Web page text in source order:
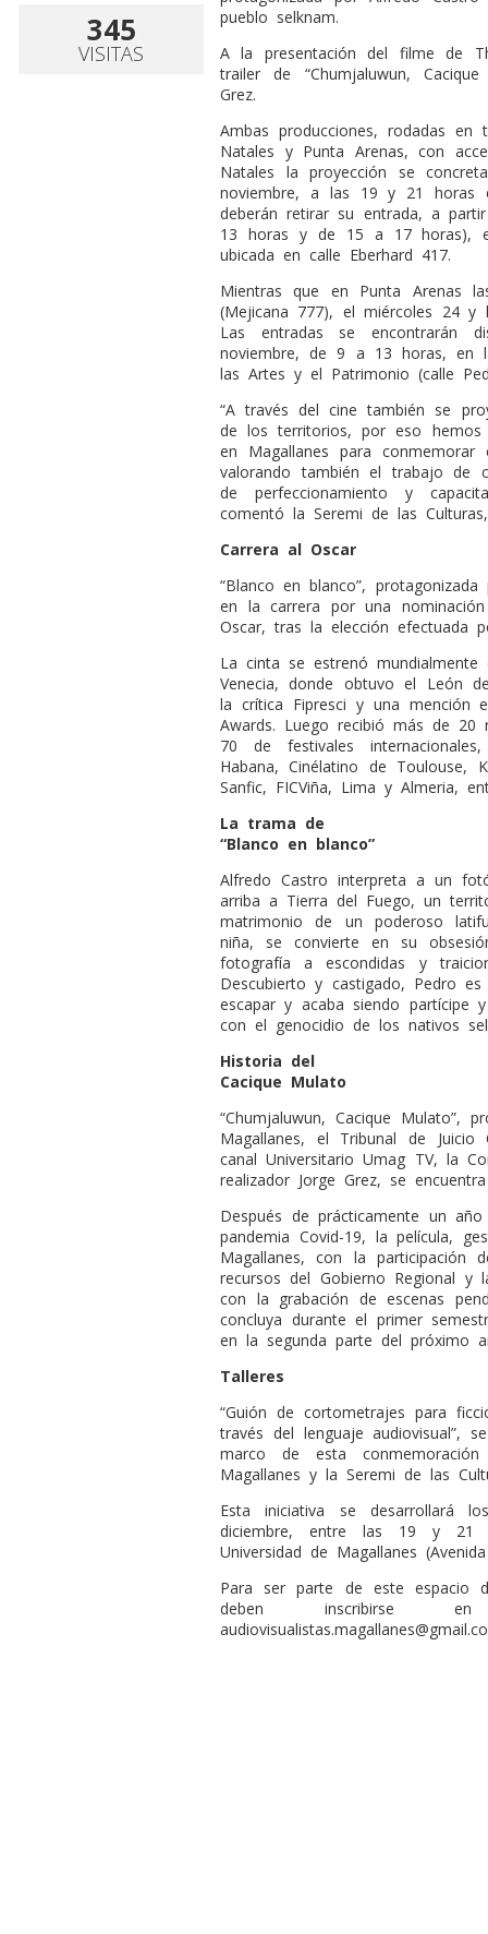
345
VISITAS
pueblo selknam.
A la presentación del filme de
trailer de “Chumjaluwun,
Grez.
Ambas producciones, rodadas
Natales y Punta Arenas, con
Natales la proyección se
noviembre, a las 19 y 21 horas
deberán retirar su entrada, a
13 horas y de 15 a 17 horas),
ubicada en calle Eberhard 417.
Mientras que en Punta Arenas
(Mejicana 777), el miércoles 24
Las entradas se encontrarán
noviembre, de 9 a 13 horas, en
las Artes y el Patrimonio (calle
“A través del cine también se
de los territorios, por eso hemos
en Magallanes para
valorando también el trabajo de
de perfeccionamiento y
comentó la Seremi de las
Carrera al Oscar
“Blanco en blanco”,
en la carrera por una
Oscar, tras la elección efectuada
La cinta se estrenó
Venecia, donde obtuvo el León
la crítica Fipresci y una mención
Awards. Luego recibió más de 20
70 de festivales
Habana, Cinélatino de Toulouse,
Sanfic, FICViña, Lima y Almeria,
La trama de
“Blanco en blanco”
Alfredo Castro interpreta a un
arriba a Tierra del Fuego, un
matrimonio de un poderoso
niña, se convierte en su
fotografía a escondidas y
Descubierto y castigado, Pedro
escapar y acaba siendo partícipe
con el genocidio de los nativos
Historia del
Cacique Mulato
“Chumjaluwun, Cacique Mulato”,
Magallanes, el Tribunal de
canal Universitario Umag TV, la
realizador Jorge Grez, se
Después de prácticamente un
pandemia Covid-19, la película,
Magallanes, con la participación
recursos del Gobierno Regional y
con la grabación de escenas
concluya durante el primer
en la segunda parte del próximo
Talleres
“Guión de cortometrajes para
través del lenguaje audiovisual”,
marco de esta
Magallanes y la Seremi de las
Esta iniciativa se
diciembre, entre las 19 y 21
Universidad de Magallanes
Para ser parte de este espacio
deben inscribirse